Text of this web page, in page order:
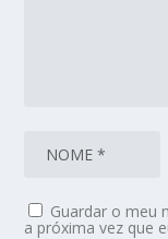
Guardar o meu
a próxima vez que